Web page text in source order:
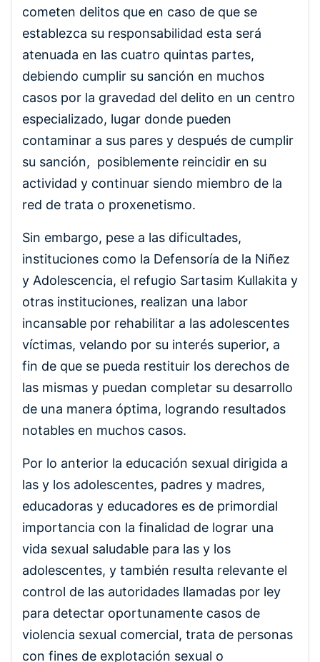
cometen delitos que en caso de que se
establezca su responsabilidad esta será
atenuada en las cuatro quintas partes,
debiendo cumplir su sanción en muchos
casos por la gravedad del delito en un centro
especializado, lugar donde pueden
contaminar a sus pares y después de cumplir
su sanción, posiblemente reincidir en su
actividad y continuar siendo miembro de la
red de trata o proxenetismo.
Sin embargo, pese a las dificultades,
instituciones como la Defensoría de la Niñez
y Adolescencia, el refugio Sartasim Kullakita y
otras instituciones, realizan una labor
incansable por rehabilitar a las adolescentes
víctimas, velando por su interés superior, a
fin de que se pueda restituir los derechos de
las mismas y puedan completar su desarrollo
de una manera óptima, logrando resultados
notables en muchos casos.
Por lo anterior la educación sexual dirigida a
las y los adolescentes, padres y madres,
educadoras y educadores es de primordial
importancia con la finalidad de lograr una
vida sexual saludable para las y los
adolescentes, y también resulta relevante el
control de las autoridades llamadas por ley
para detectar oportunamente casos de
violencia sexual comercial, trata de personas
con fines de explotación sexual o